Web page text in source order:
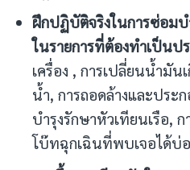
ฝึกปฏิบัติจริงในการซ่อมบ
ในรายการที่ต้องทำเป็นป
เครื่อง , การเปลี่ยนน้ำมัน
น้ำ, การถอดล้างและประ
บำรุงรักษาหัวเทียนเรือ,
โบ๊ทฉุกเฉินที่พบเจอได้บ่